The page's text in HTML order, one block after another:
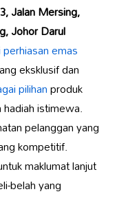
Jalan Mersing,
Johor Darul
perhiasan emas
eksklusif dan
pilihanproduk
istimewa.
pelanggan yang
kompetitif.
maklumat lanjut
belah yang